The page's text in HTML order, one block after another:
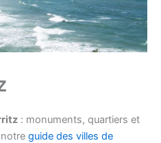
: monuments, quartiers et
guide des villes de